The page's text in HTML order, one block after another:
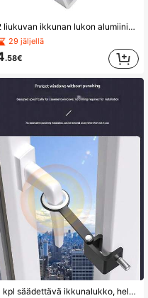
2 liukuvan ikkunan lukon alumiiniseosrajoittimet, säädettävä ikkunan karmilukko avaimella, sopii koti- ja toimistokäyttöön
29 jäljellä
.58€
1 kpl säädettävä ikkunalukko, helppo asentaa ilman poraamista, irrotettava ikkunanpysäyttimen kahva, huonekalujen ja ovien salpakiinnike